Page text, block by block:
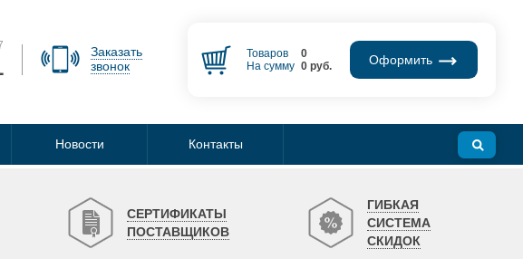
Заказать
звонок
Товаров
0
На сумму 0руб. Оформить
Новости Контакты
СЕРТИФИКАТЫ
ПОСТАВЩИКОВ
ГИБКАЯ
СИСТЕМА
СКИДОК